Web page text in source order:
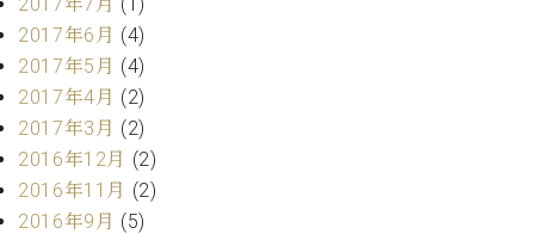
2017年6月 (4)
2017年5月 (4)
2017年4月 (2)
2017年3月 (2)
2016年12月 (2)
2016年11月 (2)
2016年9月 (5)